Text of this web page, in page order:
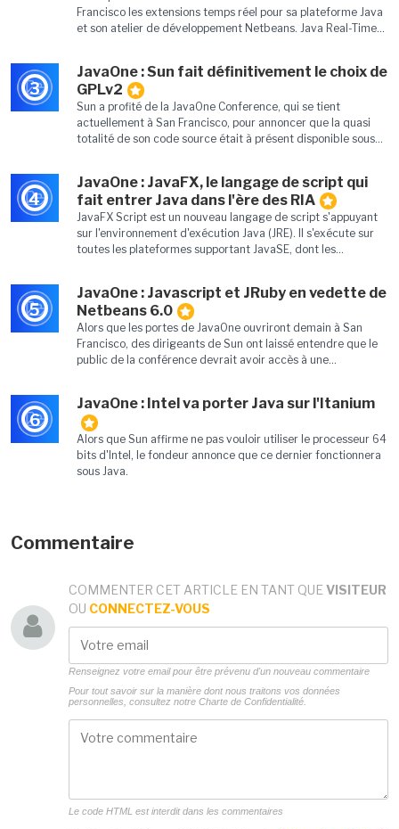
Francisco les extensions temps réel pour sa plateforme Java
et son atelier de développement Netbeans. Java Real-Time...
3
JavaOne : Sun fait définitivement le choix de
GPLv2
Sun a profité de la JavaOne Conference, qui se tient
actuellement à San Francisco, pour annoncer que la quasi
totalité de son code source était à présent disponible sous...
4
JavaOne : JavaFX, le langage de script qui
fait entrer Java dans l'ère des RIA
JavaFX Script est un nouveau langage de script s'appuyant
sur l'environnement d'exécution Java (JRE). Il s'exécute sur
toutes les plateformes supportant JavaSE, dont les...
5
JavaOne : Javascript et JRuby en vedette de
Netbeans 6.0
Alors que les portes de JavaOne ouvriront demain à San
Francisco, des dirigeants de Sun ont laissé entendre que le
public de la conférence devrait avoir accès à une...
6
JavaOne : Intel va porter Java sur l'Itanium
Alors que Sun affirme ne pas vouloir utiliser le processeur 64
bits d'Intel, le fondeur annonce que ce dernier fonctionnera
sous Java.
Commentaire
COMMENTER CET ARTICLE EN TANT QUE VISITEUR
OU CONNECTEZ-VOUS
Renseignez votre email pour être prévenu d'un nouveau commentaire
Pour tout savoir sur la manière dont nous traitons vos données
personnelles, consultez notre Charte de Confidentialité.
Le code HTML est interdit dans les commentaires